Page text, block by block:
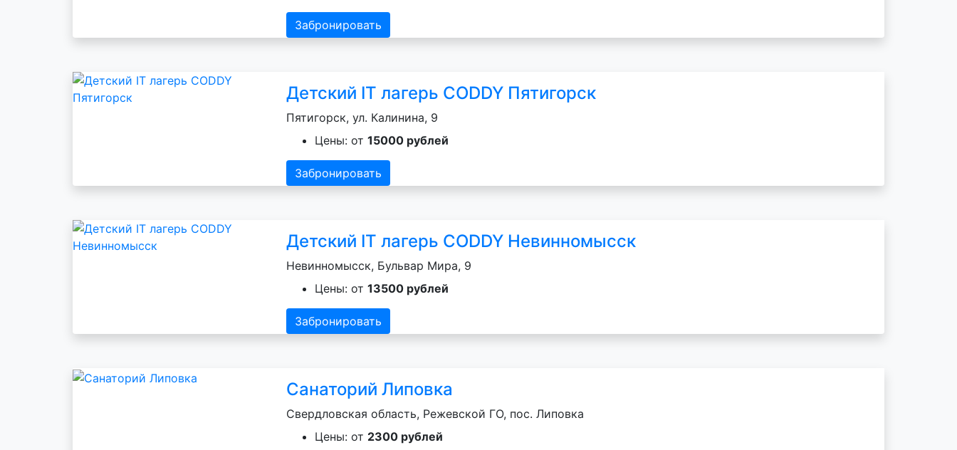
Забронировать
Детский IT лагерь CODDY Пятигорск
Пятигорск, ул. Калинина, 9
Цены: от 15000 рублей
Забронировать
Детский IT лагерь CODDY Невинномысск
Невинномысск, Бульвар Мира, 9
Цены: от 13500 рублей
Забронировать
Санаторий Липовка
Свердловская область, Режевской ГО, пос. Липовка
Цены: от 2300 рублей